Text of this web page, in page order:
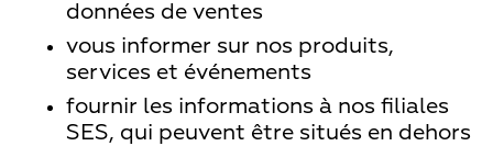
données de ventes
vous informer sur nos produits,
services et événements
fournir les informations à nos filiales
SES, qui peuvent être situés en dehors